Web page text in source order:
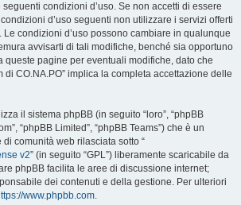
condizioni d’uso. Se non accetti di essere
d’uso seguenti non utilizzare i servizi offerti
Le condizioni d’uso possono cambiare in qualunque
avvisarti di tali modifiche, benché sia opportuno
queste pagine per eventuali modifiche, dato che
di CO.NA.PO” implica la completa accettazione delle
il sistema phpBB (in seguito “loro”, “phpBB
“phpBB Limited”, “phpBB Teams”) che è un
comunità web rilasciata sotto “
v2” (in seguito “GPL”) liberamente scaricabile da
phpBB facilita le aree di discussione internet;
dei contenuti e della gestione. Per ulteriori
www.phpbb.com.